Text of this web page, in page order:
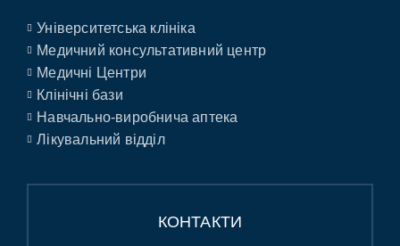
Університетська клініка
Медичний консультативний центр
Медичні Центри
Клінічні бази
Навчально-виробнича аптека
Лікувальний відділ
КОНТАКТИ